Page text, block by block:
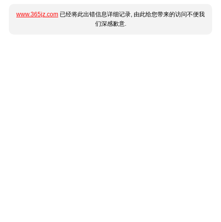
www.365jz.com 已经将此出错信息详细记录, 由此给您带来的访问不便我
们深感歉意.